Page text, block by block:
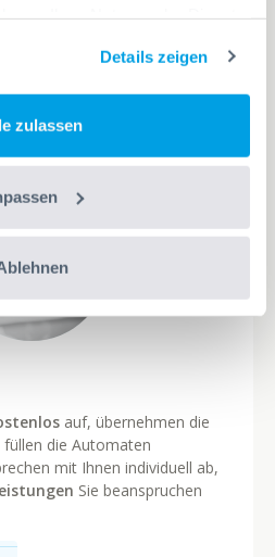
Details zeigen
zulassen
auf, übernehmen die
die Automaten
mit Ihnen individuell ab,
Sie beanspruchen